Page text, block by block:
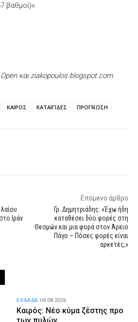
βαθμοί)».
και ziakopoulos.blogspot.com
ΚΑΙΡΟΣ ΚΑΤΑΙΓΙΔΕΣ ΠΡΟΓΝΩΣΗ
Ιράν
Επόμενο άρθρο
Γρ. Δημητριάδης: «Έχω ήδη
καταθέσει δύο φορές στη
Θεσμών και μια φορά στον Άρειο
Πάγο – Πόσες φορές είναι
αρκετές;»
Καιρός: Νέο κύμα ζέστης προ
των πυλών
ΕΛΛΑΔΑ 04.08.2026